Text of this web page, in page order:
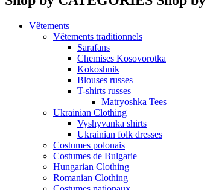
Vêtements
Vêtements traditionnels
Sarafans
Chemises Kosovorotka
Kokoshnik
Blouses russes
T-shirts russes
Matryoshka Tees
Ukrainian Clothing
Vyshyvanka shirts
Ukrainian folk dresses
Costumes polonais
Costumes de Bulgarie
Hungarian Clothing
Romanian Clothing